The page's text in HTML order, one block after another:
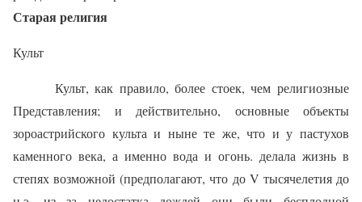
Старая религия
Культ
Культ, как правило, более стоек, чем религиозные
Представления; и действительно, основные объекты
зороастрийского культа и ныне те же, что и у пастухов
каменного века, а именно вода и огонь. делала жизнь в
степях возможной (предполагают, что до V тысячелетия до